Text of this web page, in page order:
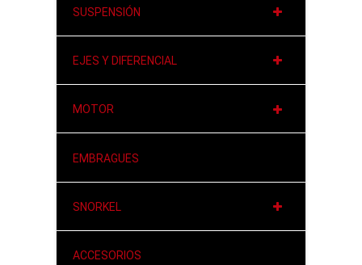
SUSPENSIÓN
EJES Y DIFERENCIAL
MOTOR
EMBRAGUES
SNORKEL
ACCESORIOS